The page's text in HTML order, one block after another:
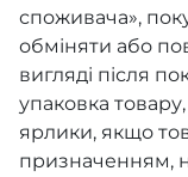
споживача»,
обміняти або
вигляді після
упаковка
ярлики, якщо
призначенням,